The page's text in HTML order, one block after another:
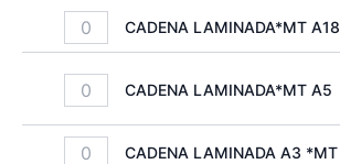
CADENA LAMINADA*MT A18
CADENA LAMINADA*MT A5
CADENA LAMINADA A3 *MT